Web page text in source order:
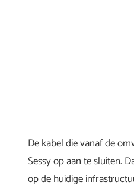
De kabel die vanaf de
Sessy op aan te sluiten.
op de huidige